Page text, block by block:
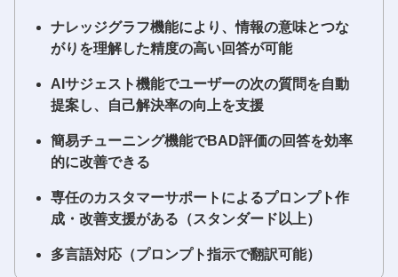
ナレッジグラフ機能により、情報の意味とつな
がりを理解した精度の高い回答が可能
AIサジェスト機能でユーザーの次の質問を自動
提案し、自己解決率の向上を支援
簡易チューニング機能でBAD評価の回答を効率
的に改善できる
専任のカスタマーサポートによるプロンプト作
成・改善支援がある（スタンダード以上）
多言語対応（プロンプト指示で翻訳可能）